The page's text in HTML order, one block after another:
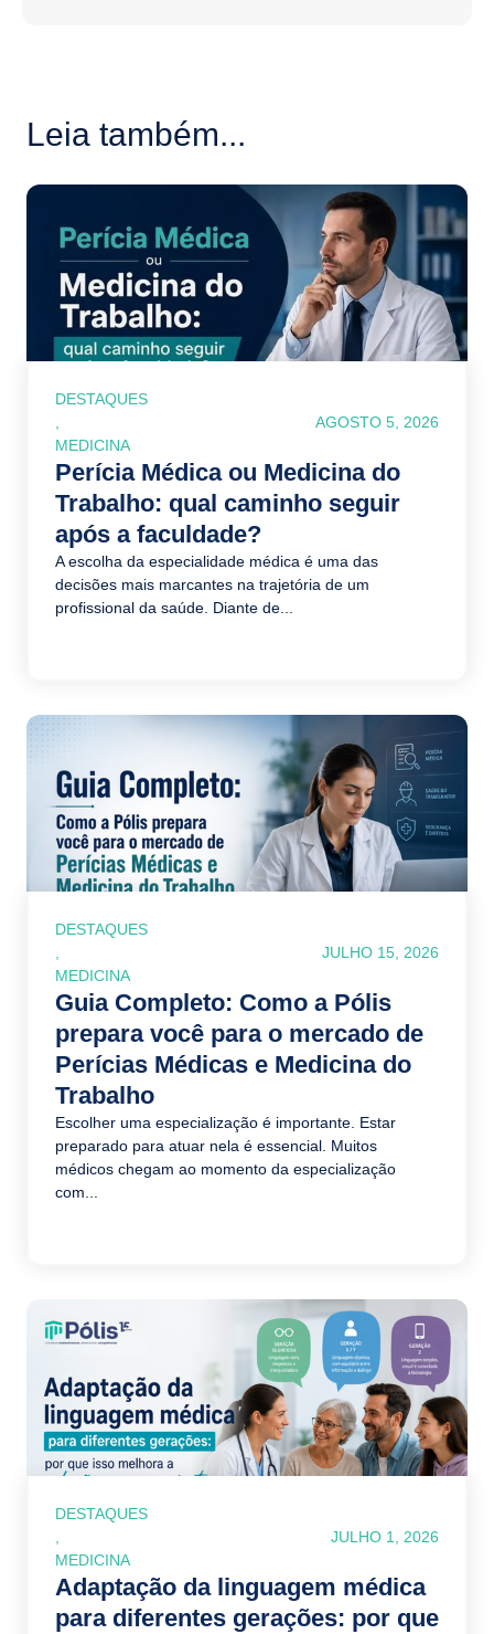
Leia também...
DESTAQUES
MEDICINA
AGOSTO 5, 2026
Perícia Médica ou Medicina do
Trabalho: qual caminho seguir
após a faculdade?
A escolha da especialidade médica é uma das
decisões mais marcantes na trajetória de um
profissional da saúde. Diante de...
DESTAQUES
MEDICINA
JULHO 15, 2026
Guia Completo: Como a Pólis
prepara você para o mercado de
Perícias Médicas e Medicina do
Trabalho
Escolher uma especialização é importante. Estar
preparado para atuar nela é essencial. Muitos
médicos chegam ao momento da especialização
com...
DESTAQUES
MEDICINA
JULHO 1, 2026
Adaptação da linguagem médica
para diferentes gerações: por que